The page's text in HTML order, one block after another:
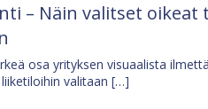
– Näin valitset
osa yrityksen visuaalista
valitaan […]